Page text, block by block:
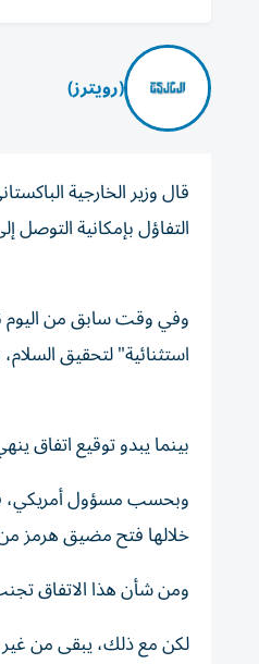
(رويترز)
قال ‌وزير الخارجية
التفاؤل بإمكانية التوصل
وفي وقت ​سابق من اليوم
استثنائية" لتحقيق
بينما يبدو توقيع اتفاق
خلالها فتح مضيق هرمز
ومن شأن هذا الاتفاق
لكن مع ذلك، يبقى من غير